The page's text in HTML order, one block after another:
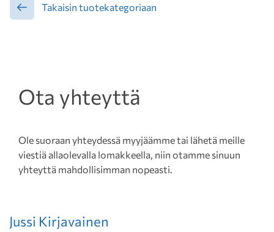
Takaisin tuotekategoriaan
Ota yhteyttä
Ole suoraan yhteydessä myyjäämme tai lähetä meille
viestiä allaolevalla lomakkeella, niin otamme sinuun
yhteyttä mahdollisimman nopeasti.
Jussi Kirjavainen